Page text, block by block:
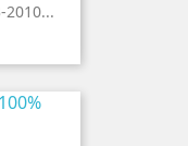
2010...